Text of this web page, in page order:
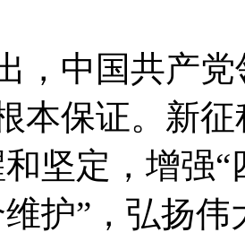
，中国共产
本保证。新
坚定，增强
护”，弘扬